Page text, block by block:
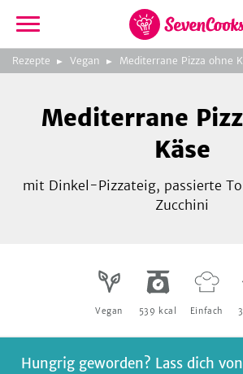
zur
Startseite
Rezepte Vegan Mediterrane Pizza ohne
Bild
3
zeigen
Mediterrane
Käse
mit Dinkel-Pizzateig, passierte
Zucchini
Vegan 539 kcal Einfach
Hungrig geworden? Lass dich